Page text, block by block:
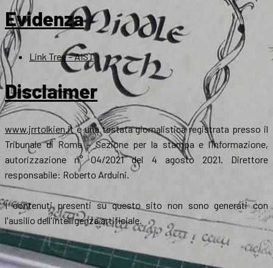
Evidenza
Link Tree – AIST
Disclaimer
www.jrrtolkien.itè una testata giornalistica registrata presso il
Tribunale di Roma - Sezione per la stampa e l’informazione,
autorizzazione n° 04/2021 del 4 agosto 2021. Direttore
responsabile: Roberto Arduini.
I contenuti presenti su questo sito non sono generati con
l'ausilio dell'intelligenza artificiale.